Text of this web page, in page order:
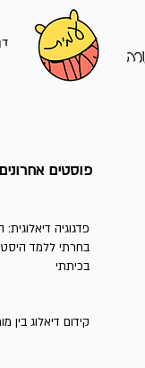
פוסטים אחרונים
פדגוגיה
בחרתי ללמד
בכיתתי
קידום דיאלוג בין